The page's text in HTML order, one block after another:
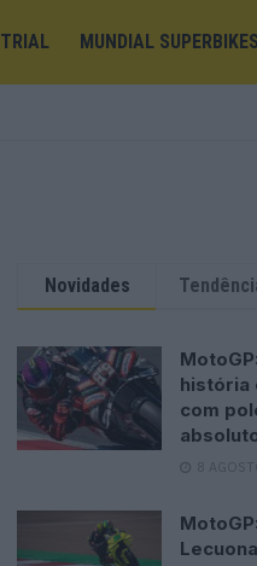
TRIAL MUNDIAL SUPERBIKES
Novidades
história
com
8